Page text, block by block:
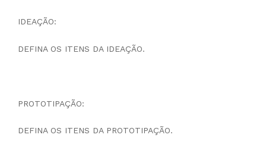
IDEAÇÃO:
DEFINA OS ITENS DA IDEAÇÃO.
PROTOTIPAÇÃO:
DEFINA OS ITENS DA PROTOTIPAÇÃO.